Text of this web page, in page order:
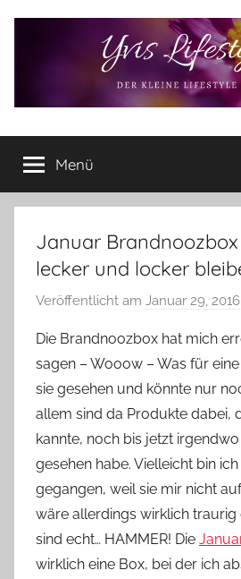
Yvis
Lifestyle
Lifestyle
Blog
–
Lifestyle,
Rezensionen,
Produkttests
und
mehr
Menü
Januar
lecker und locker
Veröffentlicht am Januar 29, 2016
Die Brandnoozbox hat mich
sagen – Wooow – Was für
sie gesehen und könnte nur
allem sind da Produkte dabei,
kannte, noch bis jetzt
gesehen habe. Vielleicht bin
gegangen, weil sie mir nicht
wäre allerdings wirklich
sind echt… HAMMER! Die
wirklich eine Box, bei der ich